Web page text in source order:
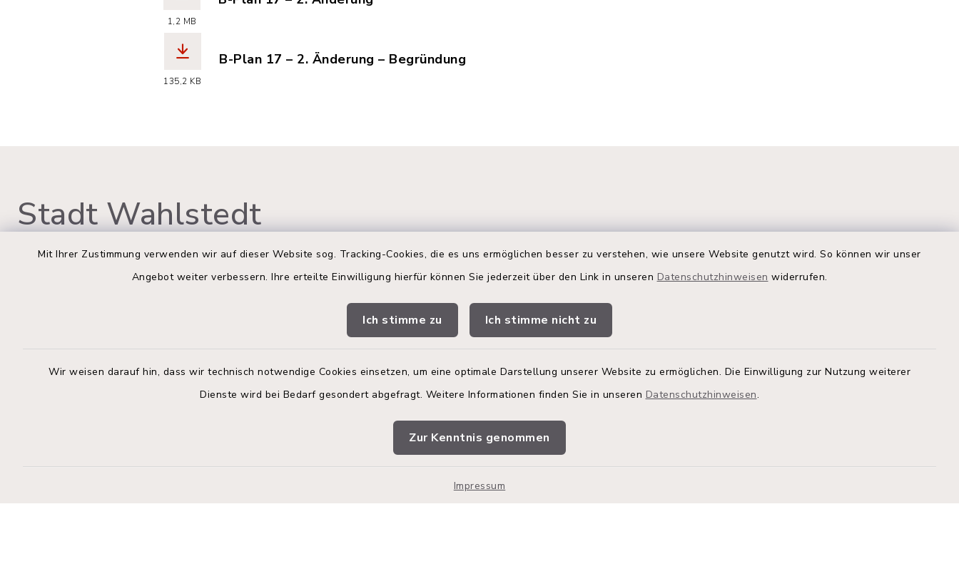
Mit Ihrer Zustimmung verwenden wir auf dieser Website sog. Tracking-Cookies, die es uns ermöglichen besser zu verstehen, wie unsere Website genutzt wird. So können wir unser
Angebot weiter verbessern. Ihre erteilte Einwilligung hierfür können Sie jederzeit über den Link in unseren Datenschutzhinweisen widerrufen.
Ich stimme zu Ich stimme nicht zu
Wir weisen darauf hin, dass wir technisch notwendige Cookies einsetzen, um eine optimale Darstellung unserer Website zu ermöglichen. Die Einwilligung zur Nutzung weiterer
Dienste wird bei Bedarf gesondert abgefragt. Weitere Informationen finden Sie in unseren Datenschutzhinweisen.
Zur Kenntnis genommen
Impressum
1,2 MB
135,2 KB
B-Plan 17 – 2. Änderung – Begründung
Stadt Wahlstedt
Rathaus Wahlstedt
04554 701-0
Öffnungszeiten
Montag bis Donnerstag:
Donnerstag zusätzlich:
14:00-18:00 Uhr
Terminbuchung
Buchen Sie Ihren Termin!
einen Termin im Rathaus zu
vereinbaren.
Online-Termin im Rathaus
vereinbaren.
Quicklinks